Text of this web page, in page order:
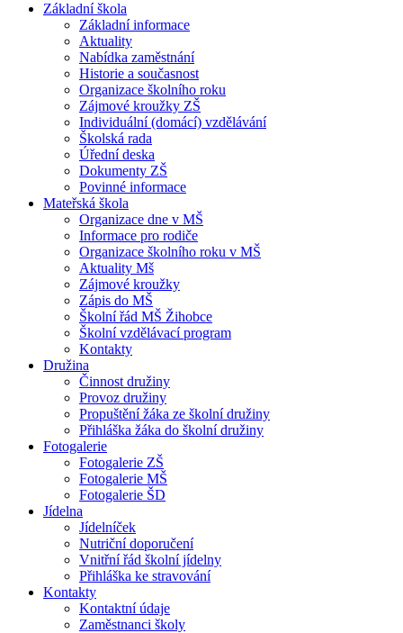
Základní škola
Základní informace
Aktuality
Nabídka zaměstnání
Historie a současnost
Organizace školního roku
Zájmové kroužky ZŠ
Individuální (domácí) vzdělávání
Školská rada
Úřední deska
Dokumenty ZŠ
Povinné informace
Mateřská škola
Organizace dne v MŠ
Informace pro rodiče
Organizace školního roku v MŠ
Aktuality Mš
Zájmové kroužky
Zápis do MŠ
Školní řád MŠ Žihobce
Školní vzdělávací program
Kontakty
Družina
Činnost družiny
Provoz družiny
Propuštění žáka ze školní družiny
Přihláška žáka do školní družiny
Fotogalerie
Fotogalerie ZŠ
Fotogalerie MŠ
Fotogalerie ŠD
Jídelna
Jídelníček
Nutriční doporučení
Vnitřní řád školní jídelny
Přihláška ke stravování
Kontakty
Kontaktní údaje
Zaměstnanci školy